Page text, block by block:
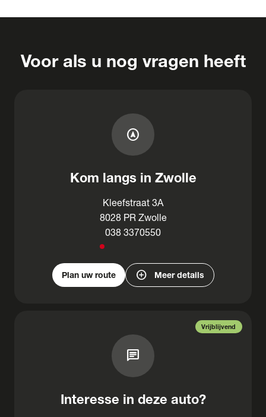
Voor als u nog vragen heeft
assistant_navigation
Kom langs in Zwolle
Kleefstraat 3A
8028 PR Zwolle
038 3370550
Plan uw route add_circle Meer details
Vrijblijvend
chat
Interesse in deze auto?